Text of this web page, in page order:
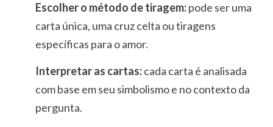
Escolher o método de tiragem:pode ser uma
carta única, uma cruz celta ou tiragens
específicas para o amor.
Interpretar as cartas:cada carta é analisada
com base em seu simbolismo e no contexto da
pergunta.